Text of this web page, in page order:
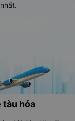
tàu hỏa